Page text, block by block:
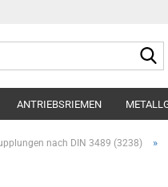
ANTRIEBSRIEMEN
nach DIN 3489 (3238) »